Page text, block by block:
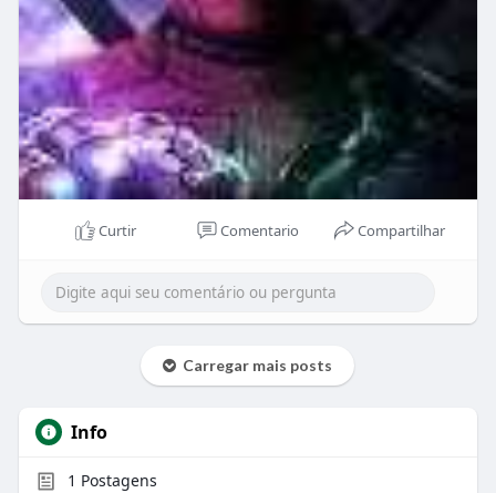
Curtir Comentario Compartilhar
Carregar mais posts
Info
1 Postagens